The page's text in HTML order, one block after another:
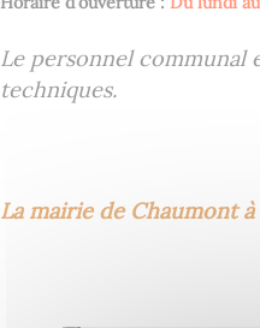
Le personnel communal
techniques.
La mairie de Chaumont